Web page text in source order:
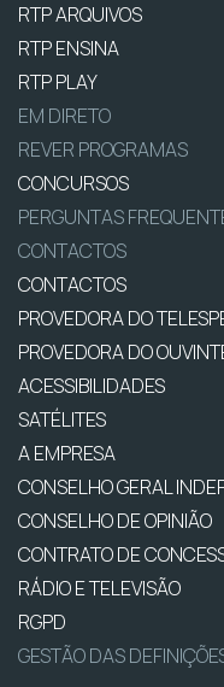
RTP ARQUIVOS
RTP ENSINA
RTP PLAY
EM DIRETO
REVER PROGRAMAS
CONCURSOS
PERGUNTAS
CONTACTOS
CONTACTOS
PROVEDORA DO
PROVEDORA DO
ACESSIBILIDADES
SATÉLITES
A EMPRESA
CONSELHO GERAL
CONSELHO DE OPINIÃO
CONTRATO DE
RÁDIO E TELEVISÃO
RGPD
GESTÃO DAS